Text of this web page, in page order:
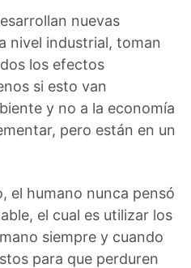
nuevas
nivel industrial, toman
los efectos
si esto van
y no a la economía
pero están en un
el humano nunca pensó
el cual es utilizar los
siempre y cuando
para que perduren